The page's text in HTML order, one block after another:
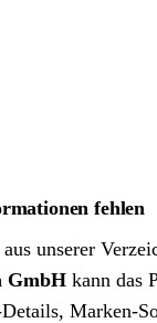
fehlen
unserer
GmbH kann das
Marken-